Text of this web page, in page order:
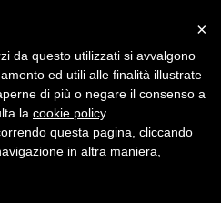
×
da questo utilizzati si avvalgono
ed utili alle finalità illustrate
di più o negare il consenso a
la cookie policy.
questa pagina, cliccando
in altra maniera,